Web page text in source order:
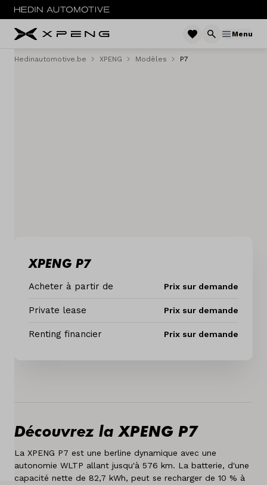
Menu
Menu
Offres d'emploi
Vergelijken
A propos de nous
Pays
Belgique
Hedinautomotive.be XPENG Modèles P7
XPENG P7
Acheter à partir de Prix sur demande
Private lease Prix sur demande
Renting financier Prix sur demande
Découvrez la XPENG P7
La XPENG P7 est une berline dynamique avec une
autonomie WLTP allant jusqu'à 576 km. La batterie, d'une
capacité nette de 82,7 kWh, peut se recharger de 10 % à